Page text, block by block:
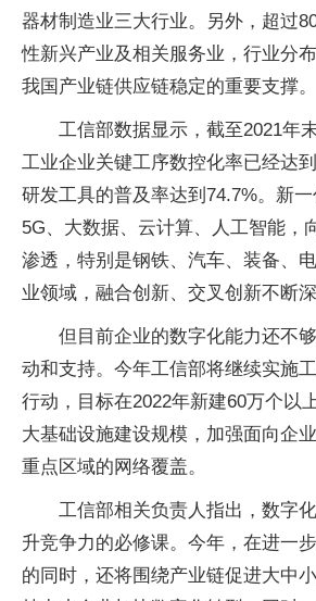
器材制造业三大行业。另外，超过
性新兴产业及相关服务业，行业分
我国产业链供应链稳定的重要支撑。
工信部数据显示，截至2021年
工业企业关键工序数控化率已经达
研发工具的普及率达到74.7%。新
5G、大数据、云计算、人工智能，
渗透，特别是钢铁、汽车、装备、
业领域，融合创新、交叉创新不断深
但目前企业的数字化能力还不
动和支持。今年工信部将继续实施
行动，目标在2022年新建60万个以
大基础设施建设规模，加强面向企
重点区域的网络覆盖。
工信部相关负责人指出，数字
升竞争力的必修课。今年，在进一
的同时，还将围绕产业链促进大中